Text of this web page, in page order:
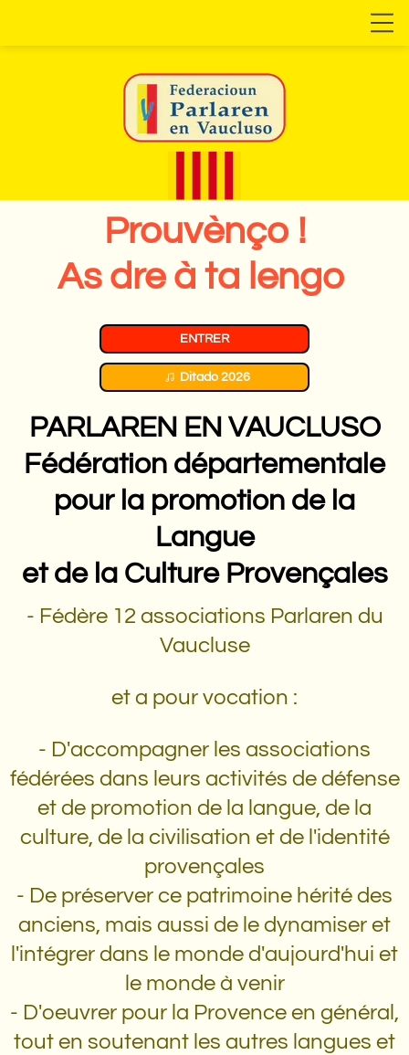
Prouvènço !
As dre à ta lengo
ENTRER
Ditado 2026
PARLAREN EN VAUCLUSO
Fédération départementale
pour la promotion de la
Langue
et de la Culture Provençales
- Fédère 12 associations Parlaren du
Vaucluse
et a pour vocation :
- D'accompagner les associations
fédérées dans leurs activités de défense
et de promotion de la langue, de la
culture, de la civilisation et de l'identité
provençales
- De préserver ce patrimoine hérité des
anciens, mais aussi de le dynamiser et
l'intégrer dans le monde d'aujourd'hui et
le monde à venir
- D'oeuvrer pour la Provence en général,
tout en soutenant les autres langues et